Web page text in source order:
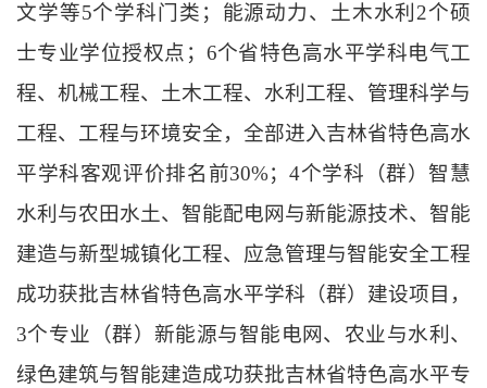
文学等5个学科门类；能源动力、土木水利2个硕
士专业学位授权点；6个省特色高水平学科电气工
程、机械工程、土木工程、水利工程、管理科学与
工程、工程与环境安全，全部进入吉林省特色高水
平学科客观评价排名前30%；4个学科（群）智慧
水利与农田水土、智能配电网与新能源技术、智能
建造与新型城镇化工程、应急管理与智能安全工程
成功获批吉林省特色高水平学科（群）建设项目，
3个专业（群）新能源与智能电网、农业与水利、
绿色建筑与智能建造成功获批吉林省特色高水平专